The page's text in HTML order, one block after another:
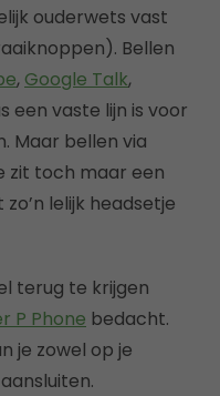
ouderwets vast
Bellen
, Google Talk,
een vaste lijn is voor
Maar bellen via
zit toch maar een
lelijk headsetje
terug te krijgen
P Phone bedacht.
je zowel op je